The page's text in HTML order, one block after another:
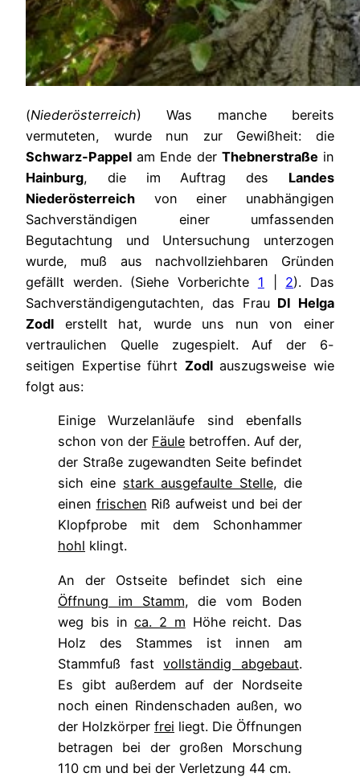
(Niederösterreich) Was manche bereits
vermuteten, wurde nun zur Gewißheit: die
Schwarz-Pappel am Ende der Thebnerstraße in
Hainburg, die im Auftrag des Landes
Niederösterreich von einer unabhängigen
Sachverständigen einer umfassenden
Begutachtung und Untersuchung unterzogen
wurde, muß aus nachvollziehbaren Gründen
gefällt werden. (Siehe Vorberichte 1 2). Das
Sachverständigengutachten, das Frau DI Helga
Zodl erstellt hat, wurde uns nun von einer
vertraulichen Quelle zugespielt. Auf der 6-
seitigen Expertise führt Zodlauszugsweise wie
folgt aus:
Einige Wurzelanläufe sind ebenfalls
schon von der Fäule betroffen. Auf der,
der Straße zugewandten Seite befindet
sich eine stark ausgefaulte Stelle, die
einen frischen Riß aufweist und bei der
Klopfprobe mit dem Schonhammer
hohl klingt.
An der Ostseite befindet sich eine
Öffnung im Stamm, die vom Boden
weg bis inca. 2 m Höhe reicht. Das
Holz des Stammes ist innen am
Stammfuß fastvollständig abgebaut.
Es gibt außerdem auf der Nordseite
noch einen Rindenschaden außen, wo
der Holzkörper frei liegt. Die Öffnungen
betragen bei der großen Morschung
110 cm und bei der Verletzung 44 cm.